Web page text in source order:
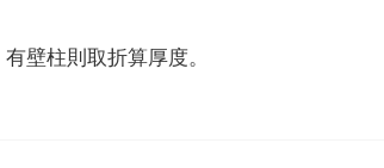
壁柱則取折算厚度。